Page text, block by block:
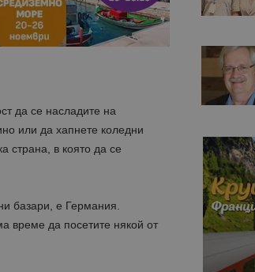
да се насладите на
или да хапнете коледни
страна, в която да се
базари, е Германия.
време да посетите някой от